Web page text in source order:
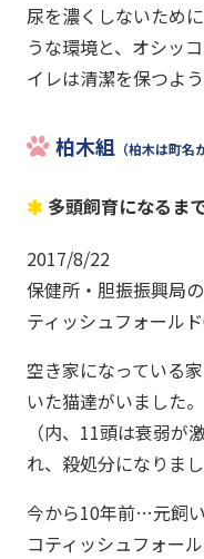
尿を濃くしないため
うな環境と、オシッ
イレは清潔を保つよ
柏木組 （柏木は町名
多頭飼育になるま
2017/8/22
保健所・胆振振興局
ティッシュフォール
空き家になっている
いた猫達がいました。
（内、11頭は衰弱が
れ、殺処分になりまし
今から10年前…元飼
コティッシュフォー